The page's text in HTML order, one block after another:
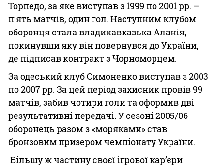
Торпедо, за яке виступав з 1999 по 2001 рр. –
п’ять матчів, один гол. Наступним клубом
оборонця стала владикавказька Аланія,
покинувши яку він повернувся до України,
де підписав контракт з Чорноморцем.
За одеський клуб Симоненко виступав з 2003
по 2007 рр. За цей період захисник провів 99
матчів, забив чотири голи та оформив дві
результативні передачі. У сезоні 2005/06
оборонець разом з «моряками» став
бронзовим призером чемпіонату України.
Більшу ж частину своєї ігрової кар’єри